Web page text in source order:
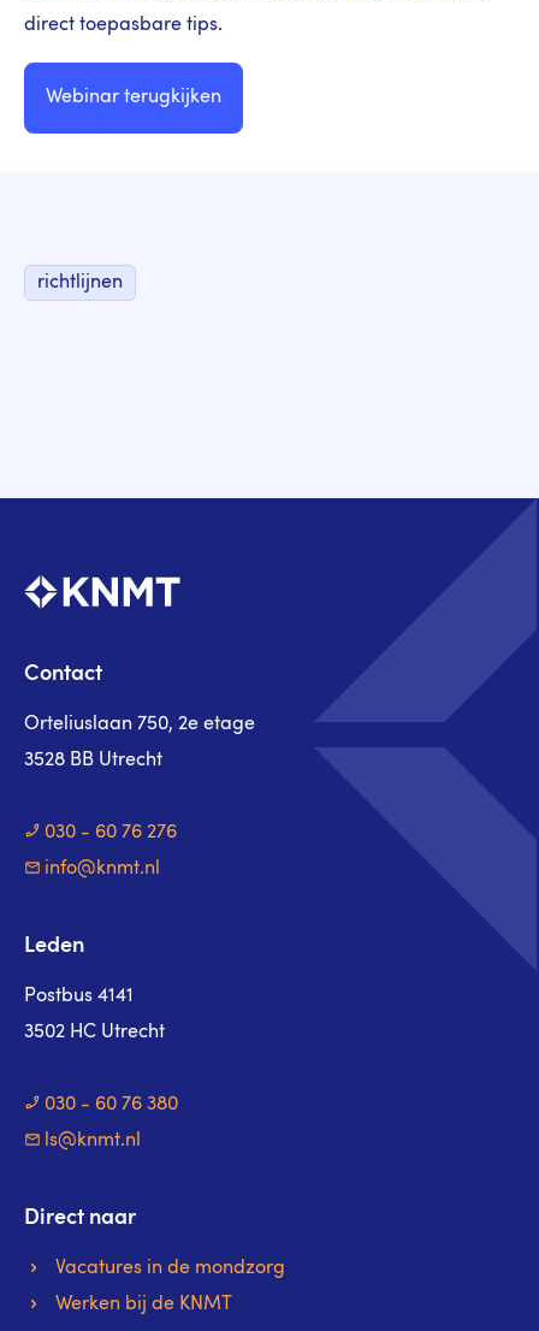
direct toepasbare tips.
Webinar terugkijken
richtlijnen
Contact
Orteliuslaan 750, 2e etage
3528 BB Utrecht
030 - 60 76 276
info@knmt.nl
Leden
Postbus 4141
3502 HC Utrecht
030 - 60 76 380
ls@knmt.nl
Direct naar
Vacatures in de mondzorg
Werken bij de KNMT